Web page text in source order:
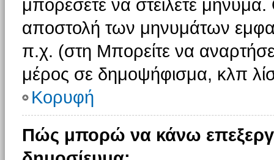
μπορέσετε να στείλετε μήνυμα.
αποστολή των μηνυμάτων
π.χ. (στη Μπορείτε να
μέρος σε δημοψήφισμα, κλπ
Κορυφή
Πώς μπορώ να κάνω